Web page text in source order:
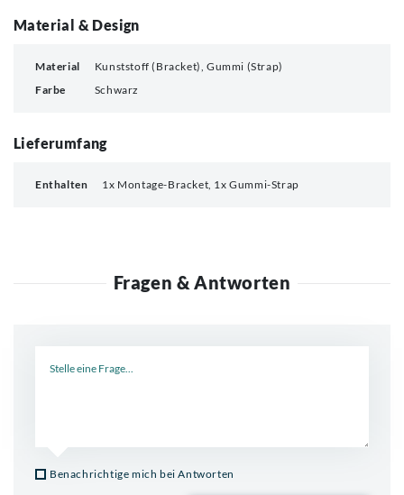
Material & Design
Material
Kunststoff (Bracket), Gummi (Strap)
Farbe
Schwarz
Lieferumfang
Enthalten 1x Montage-Bracket, 1x Gummi-Strap
Fragen & Antworten
Benachrichtige mich bei Antworten